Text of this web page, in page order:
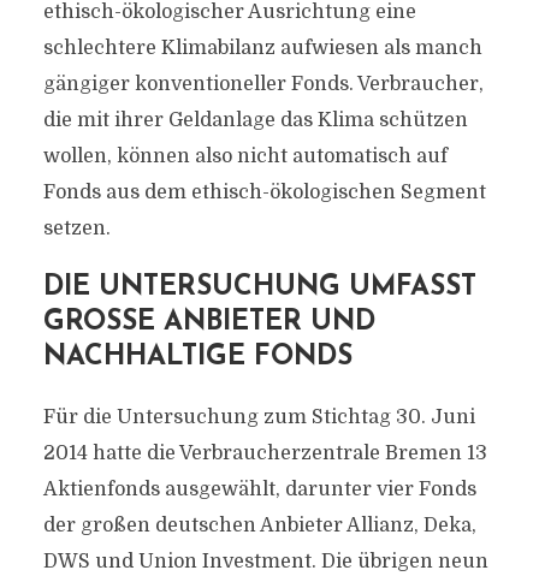
ethisch-ökologischer Ausrichtung eine
schlechtere Klimabilanz aufwiesen als manch
gängiger konventioneller Fonds. Verbraucher,
die mit ihrer Geldanlage das Klima schützen
wollen, können also nicht automatisch auf
Fonds aus dem ethisch-ökologischen Segment
setzen.
DIE UNTERSUCHUNG UMFASST
GROSSE ANBIETER UND N
ACHHALTIGE FONDS
Für die Untersuchung zum Stichtag 30. Juni
2014 hatte die Verbraucherzentrale Bremen 13
Aktienfonds ausgewählt, darunter vier Fonds
der großen deutschen Anbieter Allianz, Deka,
DWS und Union Investment. Die übrigen neun